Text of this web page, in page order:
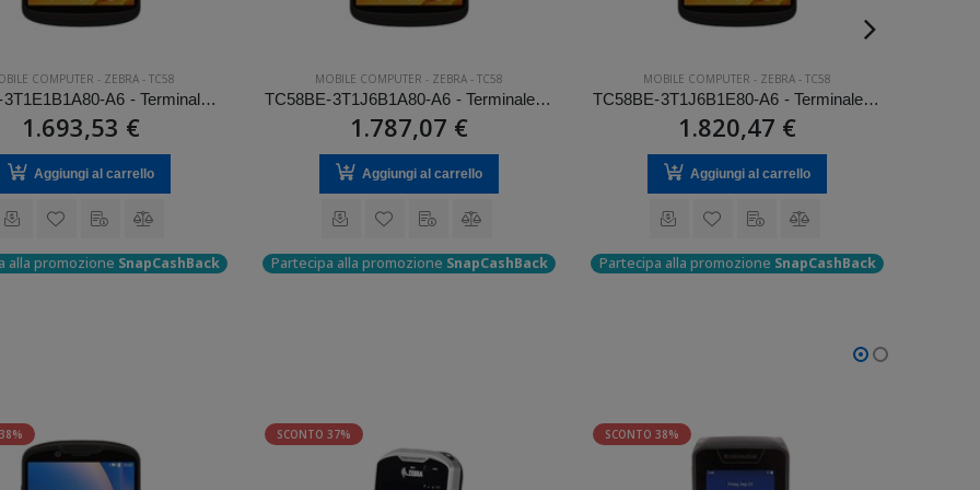
COMPUTER - ZEBRA - TC58
TC58BE-3T1E1B1A80-A6 - Terminale Zebra palmare modello TC58
1.693,53 €
Aggiungi al carrello
alla promozione SnapCashBack
MOBILE COMPUTER - ZEBRA - TC58
TC58BE-3T1J6B1A80-A6 - Terminale Zebra palmare modello TC58
1.787,07 €
Aggiungi al carrello
Partecipa alla promozione SnapCashBack
MOBILE COMPUTER - ZEBRA - TC58
TC58BE-3T1J6B1E80-A6 - Terminale Zebra palmare modello TC58
1.820,47 €
Aggiungi al carrello
Partecipa alla promozione SnapCashBack
SCONTO 37% SCONTO 38%